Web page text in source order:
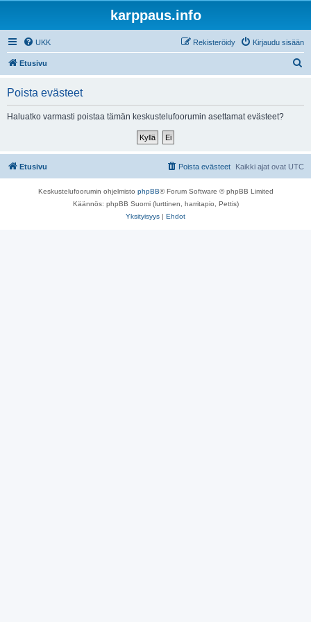
karppaus.info
UKK Kirjaudu sisään
Rekisteröidy
Etusivu
Poista evästeet
Haluatko varmasti poistaa tämän keskustelufoorumin asettamat evästeet?
Etusivu Kaikki ajat ovat UTC
Poista evästeet
Keskustelufoorumin ohjelmisto phpBB® Forum Software © phpBB Limited
Käännös: phpBB Suomi (lurttinen, harritapio, Pettis)
Yksityisyys | Ehdot